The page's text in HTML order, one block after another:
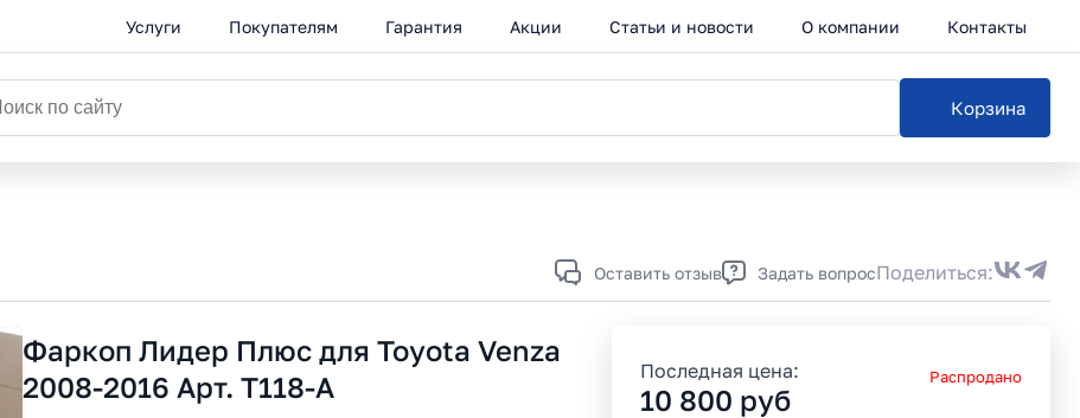
Услуги Покупателям Гарантия Акции Статьи и новости О компании Контакты
Корзина
Оставить отзыв Задать вопросПоделиться:
Фаркоп Лидер Плюс для Toyota Venza
2008-2016 Арт. T118-A
Последная цена:
10 800 руб
Распродано